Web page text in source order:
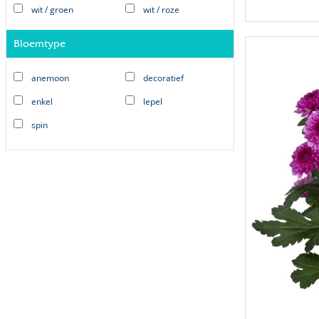
wit / groen wit / roze
Bloemtype
anemoon
decoratief
enkel
lepel
spin